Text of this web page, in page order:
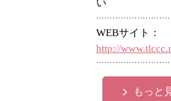
お店・企業・その他
い
WEBサイト
http://
もっと